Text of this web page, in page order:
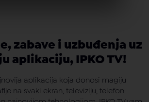
zabave i uzbuđenja uz
aplikaciju, IPKO TV!
aplikacija koja donosi magiju
na svaki ekran, televiziju, telefon